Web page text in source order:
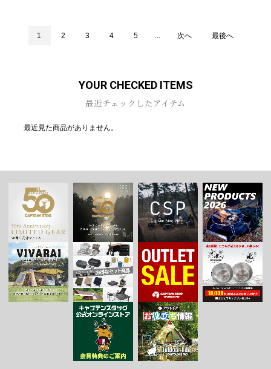
1 2 3 4 5 次へ 最後へ
YOUR CHECKED ITEMS
最近チェックしたアイテム
最近見た商品がありません。